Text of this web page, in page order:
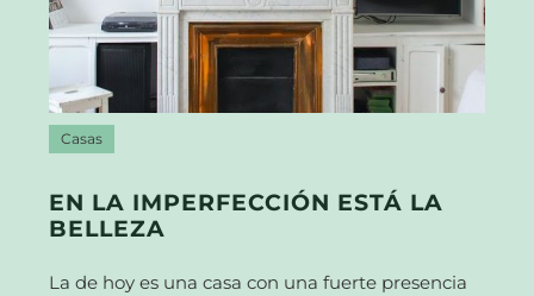
Casas
EN LA IMPERFECCIÓN ESTÁ LA
BELLEZA
La de hoy es una casa con una fuerte presencia